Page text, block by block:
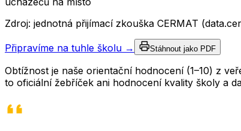
Zdroj: jednotná přijímací zkouška CERMAT
Připravíme na tuhle školu → Stáhnout jako PDF
Obtížnost je naše orientační hodnocení (1–10) z
to oficiální žebříček ani hodnocení kvality školy a